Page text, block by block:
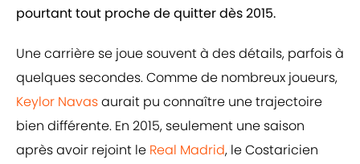
pourtant tout proche de quitter dès 2015.
Une carrière se joue souvent à des détails, parfois à
quelques secondes. Comme de nombreux joueurs,
Keylor Navasaurait pu connaître une trajectoire
bien différente. En 2015, seulement une saison
après avoir rejoint le Real Madrid, le Costaricien